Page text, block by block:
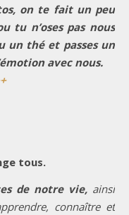
on te fait un peu
tu n’oses pas nous
un thé et passes un
avec nous.
tous.
de notre vie, ainsi
connaître et